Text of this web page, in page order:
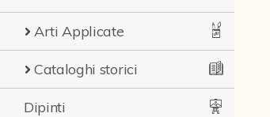
Arti Applicate
Cataloghi storici
Dipinti